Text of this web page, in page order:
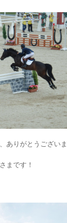
りがとうございま
です！